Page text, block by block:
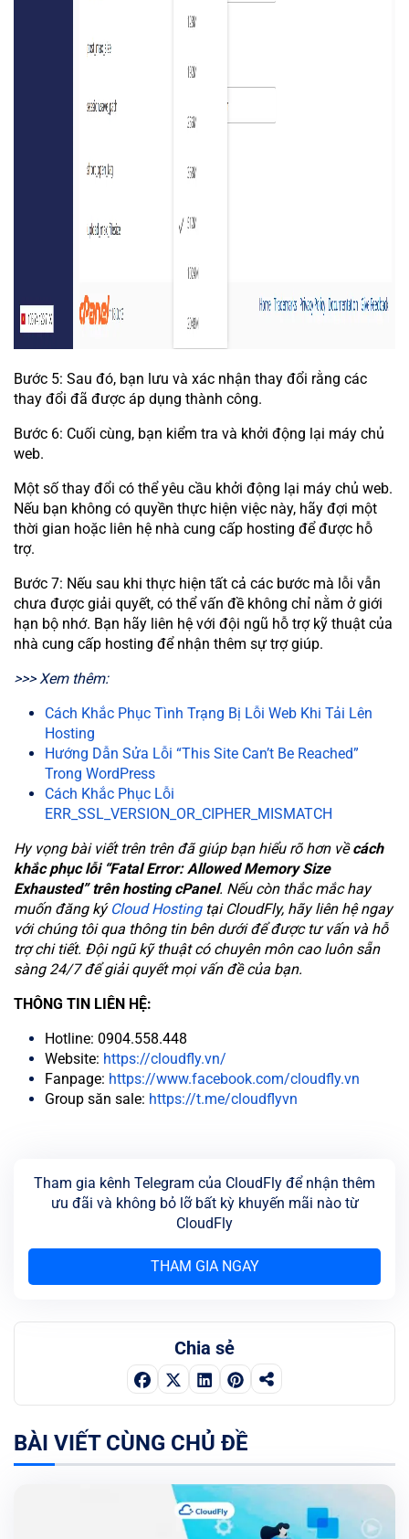
Bước 5: Sau đó, bạn lưu và xác nhận thay đổi rằng các
thay đổi đã được áp dụng thành công.
Bước 6: Cuối cùng, bạn kiểm tra và khởi động lại máy chủ
web.
Một số thay đổi có thể yêu cầu khởi động lại máy chủ web.
Nếu bạn không có quyền thực hiện việc này, hãy đợi một
thời gian hoặc liên hệ nhà cung cấp hosting để được hỗ
trợ.
Bước 7: Nếu sau khi thực hiện tất cả các bước mà lỗi vẫn
chưa được giải quyết, có thể vấn đề không chỉ nằm ở giới
hạn bộ nhớ. Bạn hãy liên hệ với đội ngũ hỗ trợ kỹ thuật của
nhà cung cấp hosting để nhận thêm sự trợ giúp.
>>> Xem thêm:
Cách Khắc Phục Tình Trạng Bị Lỗi Web Khi Tải Lên
Hosting
Hướng Dẫn Sửa Lỗi “This Site Can’t Be Reached”
Trong WordPress
Cách Khắc Phục Lỗi
ERR_SSL_VERSION_OR_CIPHER_MISMATCH
Hy vọng bài viết trên trên đã giúp bạn hiểu rõ hơn vềcách
khắc phục lỗi “Fatal Error: Allowed Memory Size
Exhausted” trên hosting cPanel. Nếu còn thắc mắc hay
muốn đăng ký Cloud Hostingtại CloudFly, hãy liên hệ ngay
với chúng tôi qua thông tin bên dưới để được tư vấn và hỗ
trợ chi tiết. Đội ngũ kỹ thuật có chuyên môn cao luôn sẵn
sàng 24/7 để giải quyết mọi vấn đề của bạn.
THÔNG TIN LIÊN HỆ:
Hotline: 0904.558.448
Website: https://cloudfly.vn/
Fanpage: https://www.facebook.com/cloudfly.vn
Group săn sale: https://t.me/cloudflyvn
Tham gia kênh Telegram của CloudFly để nhận thêm
ưu đãi và không bỏ lỡ bất kỳ khuyến mãi nào từ
CloudFly
THAM GIA NGAY
Chia sẻ
BÀI VIẾT CÙNG CHỦ ĐỀ